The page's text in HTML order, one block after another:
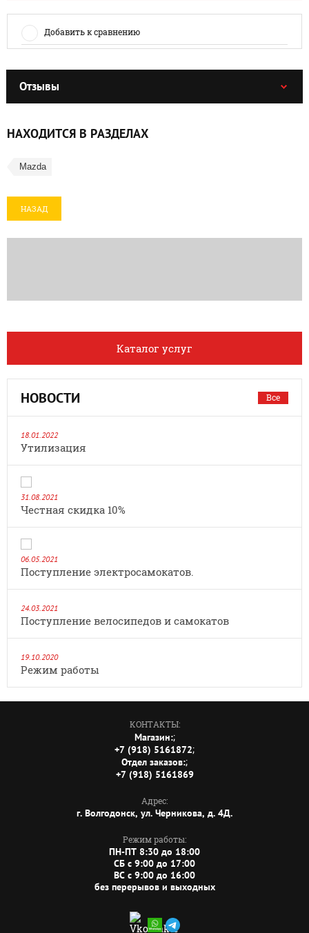
Добавить к сравнению
Отзывы
НАХОДИТСЯ В РАЗДЕЛАХ
Mazda
НАЗАД
Каталог услуг
НОВОСТИ Все
18.01.2022
Утилизация
31.08.2021
Честная скидка 10%
06.05.2021
Поступление электросамокатов.
24.03.2021
Поступление велосипедов и самокатов
19.10.2020
Режим работы
КОНТАКТЫ:
Магазин:;
+7 (918) 5161872;
Отдел заказов:;
+7 (918) 5161869
Адрес:
г. Волгодонск, ул. Черникова, д. 4Д.
Режим работы:
ПН-ПТ 8:30 до 18:00
СБ c 9:00 до 17:00
ВС c 9:00 до 16:00
без перерывов и выходных